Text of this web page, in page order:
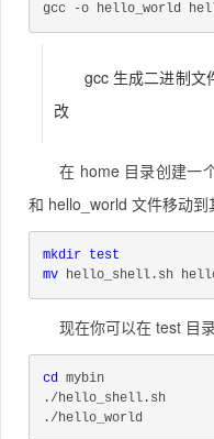
gcc -o hello_world
gcc 生成二进制文
改
在 home 目录创建一
和 hello_world 文件移动到
mkdir test
mv hello_shell.sh
现在你可以在 test 目
cd mybin
./hello_shell.sh
./hello_world